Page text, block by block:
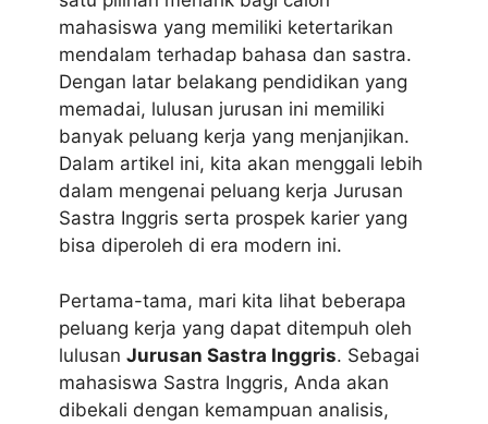
mahasiswa yang memiliki ketertarikan
mendalam terhadap bahasa dan sastra.
Dengan latar belakang pendidikan yang
memadai, lulusan jurusan ini memiliki
banyak peluang kerja yang menjanjikan.
Dalam artikel ini, kita akan menggali lebih
dalam mengenai peluang kerja Jurusan
Sastra Inggris serta prospek karier yang
bisa diperoleh di era modern ini.
Pertama-tama, mari kita lihat beberapa
peluang kerja yang dapat ditempuh oleh
lulusan Jurusan Sastra Inggris. Sebagai
mahasiswa Sastra Inggris, Anda akan
dibekali dengan kemampuan analisis,